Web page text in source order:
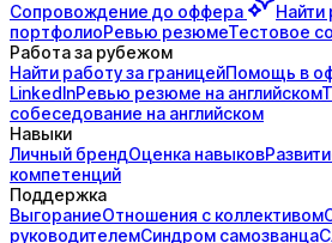
Сопровождение до оффера Найти
портфолиоРевью резюмеТестовое
Работа за рубежом
Найти работу за границейПомощь в
LinkedInРевью резюме на английском
собеседование на английском
Навыки
Личный брендОценка навыков
компетенций
Поддержка
ВыгораниеОтношения с коллективом
руководителемСиндром самозванца